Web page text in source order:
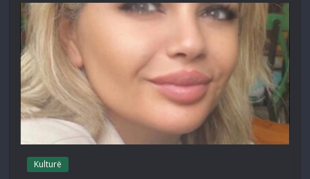
Kulturë